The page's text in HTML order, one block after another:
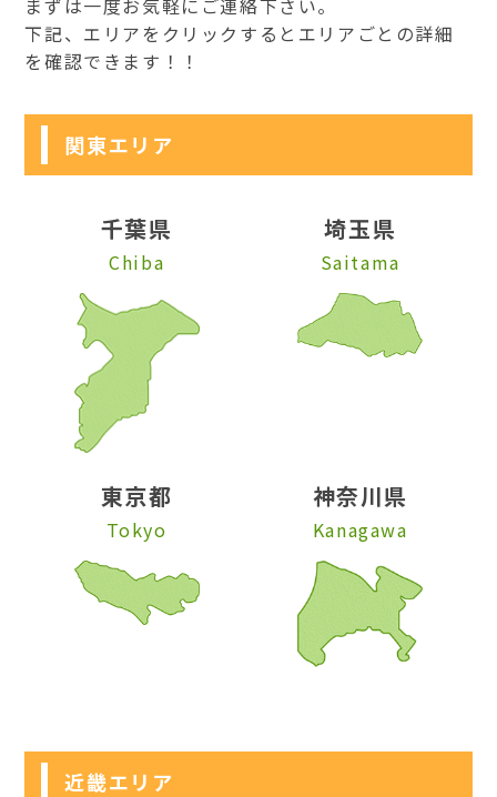
まずは一度お気軽にご連絡下さい。
下記、エリアをクリックするとエリアごとの詳細
を確認できます！！
関東エリア
千葉県
Chiba
埼玉県
Saitama
東京都
Tokyo
神奈川県
Kanagawa
近畿エリア